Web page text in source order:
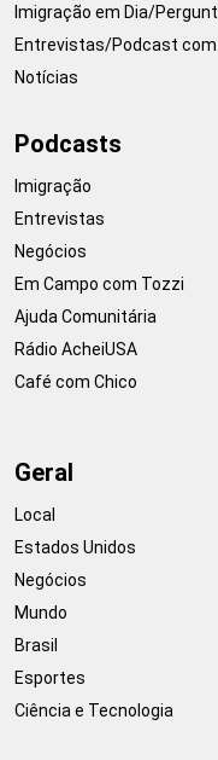
Imigração em Dia/
Entrevistas/Podcast com
Notícias
Podcasts
Imigração
Entrevistas
Negócios
Em Campo com Tozzi
Ajuda Comunitária
Rádio AcheiUSA
Café com Chico
Geral
Local
Estados Unidos
Negócios
Mundo
Brasil
Esportes
Ciência e Tecnologia